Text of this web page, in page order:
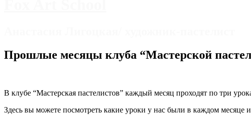
Прошлые месяцы клуба “Мастерской
В клубе “Мастерская пастелистов” каждый месяц проходят по три
Здесь вы можете посмотреть какие уроки у нас были в каждом